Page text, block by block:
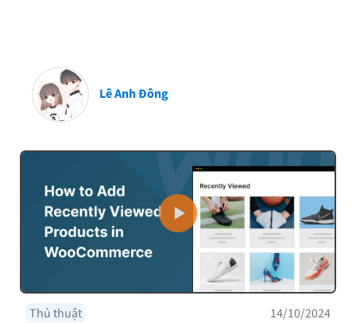
Lê Anh Đông
Thủ thuật 14/10/2024